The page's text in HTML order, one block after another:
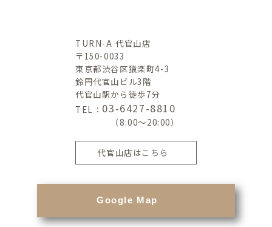
TURN-A 代官山店
〒150-0033
東京都渋谷区猿楽町4-3
鈴円代官山ビル3階
代官山駅から徒歩7分
TEL： 03-6427-8810
（8:00～20:00）
代官山店はこちら
Google Map